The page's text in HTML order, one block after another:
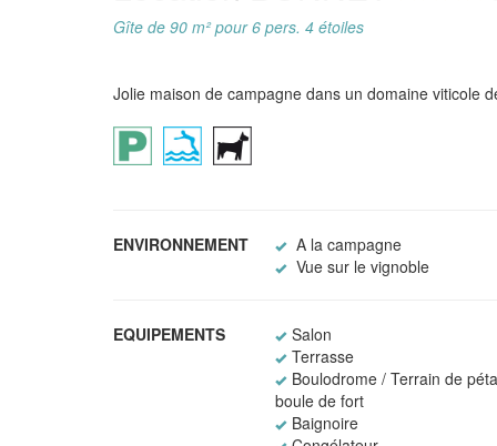
Gîte de 90 m² pour 6 pers. 4 étoiles
Jolie maison de campagne dans un domaine viticole
ENVIRONNEMENT
A la campagne
Vue sur le vignoble
EQUIPEMENTS
Salon
Terrasse
Boulodrome / Terrain de
boule de fort
Baignoire